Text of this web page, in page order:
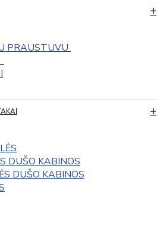
PRAUSTUVU
DUŠO KABINOS
DUŠO KABINOS